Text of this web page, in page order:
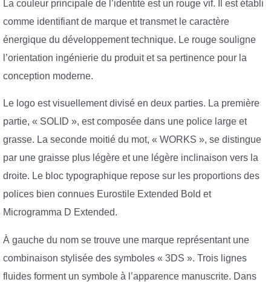
La couleur principale de l’identité est un rouge vif. Il est établi
comme identifiant de marque et transmet le caractère
énergique du développement technique. Le rouge souligne
l’orientation ingénierie du produit et sa pertinence pour la
conception moderne.
Le logo est visuellement divisé en deux parties. La première
partie, « SOLID », est composée dans une police large et
grasse. La seconde moitié du mot, « WORKS », se distingue
par une graisse plus légère et une légère inclinaison vers la
droite. Le bloc typographique repose sur les proportions des
polices bien connues Eurostile Extended Bold et
Microgramma D Extended.
À gauche du nom se trouve une marque représentant une
combinaison stylisée des symboles « 3DS ». Trois lignes
fluides forment un symbole à l’apparence manuscrite. Dans